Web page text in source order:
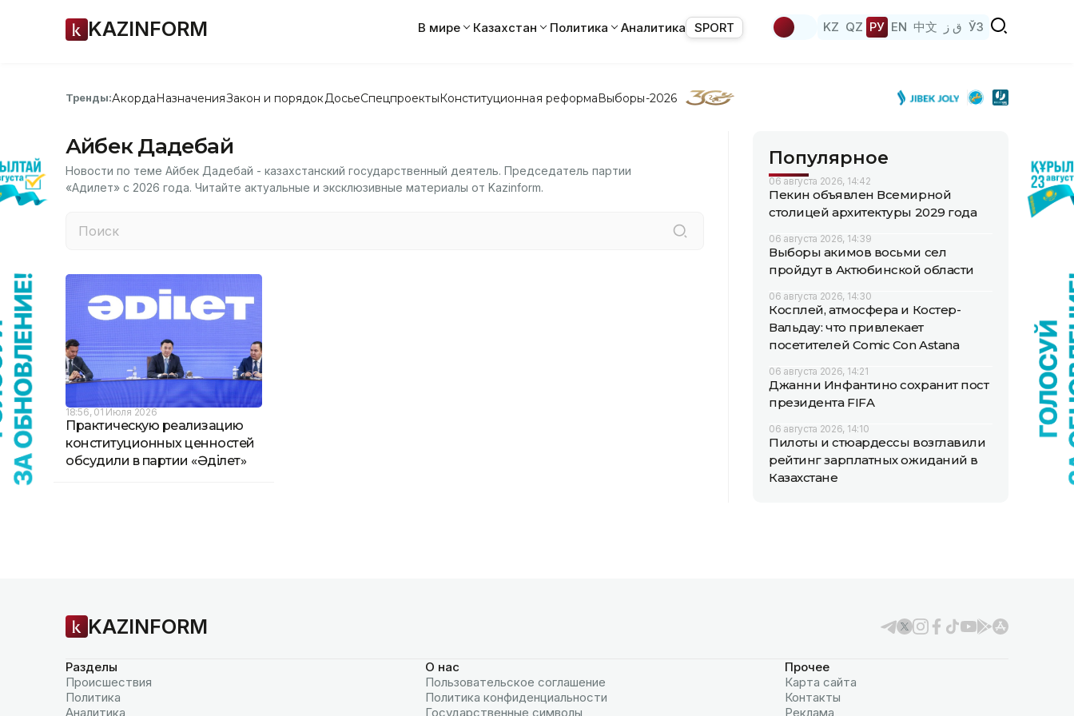
KAZINFORM В мире Казахстан Политика Аналитика SPORT KZ QZ РУ EN 中文 ق ز ЎЗ
Тренды:АкордаНазначенияЗакон и порядок ДосьеСпецпроектыКонституционная реформаВыборы-2026
Айбек Дадебай
Новости по теме Айбек Дадебай - казахстанский государственный деятель. Председатель партии
«Адилет» с 2026 года. Читайте актуальные и эксклюзивные материалы от Kazinform.
18:56, 01 Июля 2026
Практическую реализацию
конституционных ценностей
обсудили в партии «Əділет»
Популярное
06 августа 2026, 14:42
Пекин объявлен Всемирной
столицей архитектуры 2029 года
06 августа 2026, 14:39
Выборы акимов восьми сел
пройдут в Актюбинской области
06 августа 2026, 14:30
Косплей, атмосфера и Костер-
Вальдау: что привлекает
посетителей Comic Con Astana
06 августа 2026, 14:21
Джанни Инфантино сохранит пост
президента FIFA
06 августа 2026, 14:10
Пилоты и стюардессы возглавили
рейтинг зарплатных ожиданий в
Казахстане
KAZINFORM
Разделы
Происшествия
Политика
Аналитика
О нас
Пользовательское соглашение
Политика конфиденциальности
Государственные символы
Прочее
Карта сайта
Контакты
Реклама